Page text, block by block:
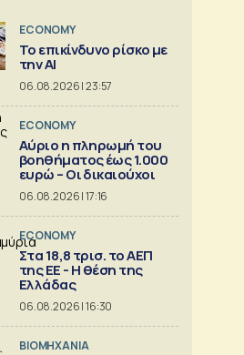
ECONOMY
Το επικίνδυνο ρίσκο με
την ΑΙ
06.08.2026 | 23:57
ECONOMY
Αύριο η πληρωμή του
βοηθήματος έως 1.000
ευρώ – Oι δικαιούχοι
06.08.2026 | 17:16
ECONOMY
Στα 18,8 τρισ. το ΑΕΠ
της ΕΕ - Η θέση της
Ελλάδας
06.08.2026 | 16:30
ΒΙΟΜΗΧΑΝΙΑ